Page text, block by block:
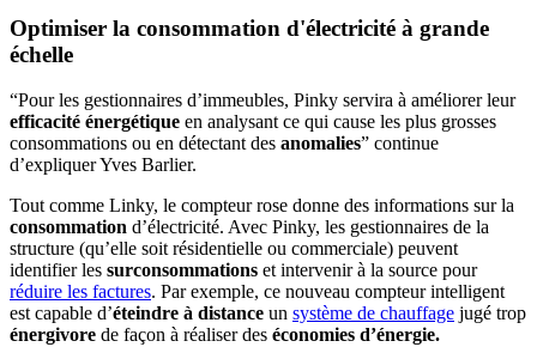
Optimiser la consommation d'électricité à grande
échelle
“Pour les gestionnaires d’immeubles, Pinky servira à améliorer leur
efficacité énergétique en analysant ce qui cause les plus grosses
consommations ou en détectant des anomalies” continue
d’expliquer Yves Barlier.
Tout comme Linky, le compteur rose donne des informations sur la
consommation d’électricité. Avec Pinky, les gestionnaires de la
structure (qu’elle soit résidentielle ou commerciale) peuvent
identifier les surconsommations et intervenir à la source pour
réduire les factures. Par exemple, ce nouveau compteur intelligent
est capable d’éteindre à distance un système de chauffage jugé trop
énergivore de façon à réaliser des économies d’énergie.